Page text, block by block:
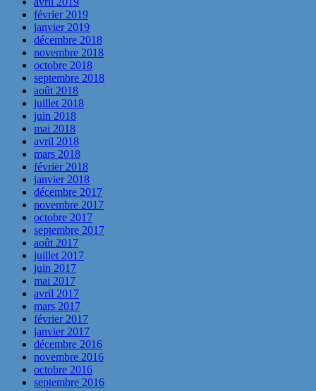
février 2019
janvier 2019
décembre 2018
novembre 2018
octobre 2018
septembre 2018
août 2018
juillet 2018
juin 2018
mai 2018
avril 2018
mars 2018
février 2018
janvier 2018
décembre 2017
novembre 2017
octobre 2017
septembre 2017
août 2017
juillet 2017
juin 2017
mai 2017
avril 2017
mars 2017
février 2017
janvier 2017
décembre 2016
novembre 2016
octobre 2016
septembre 2016